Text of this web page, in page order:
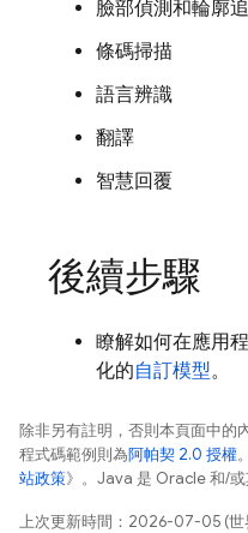
臉部偵測和輪廓
條碼掃描
語言辨識
翻譯
智慧回覆
後續步驟
瞭解如何在應用
化的自訂模型。
除非另有註明，否則本頁面中的
程式碼範例則為阿帕契 2.0 授權
站政策》。Java 是 Oracle 和/或
上次更新時間：2026-07-05 (世